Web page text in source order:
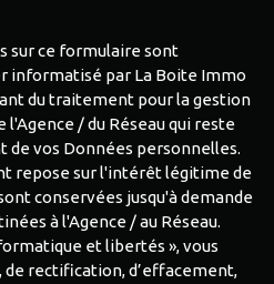
sur ce formulaire sont
informatisé par La Boite Immo
du traitement pour la gestion
/ du Réseau qui reste
de vos Données personnelles.
repose sur l'intérêt légitime de
conservées jusqu'à demande
à l'Agence / au Réseau.
et libertés », vous
de rectification, d’effacement,